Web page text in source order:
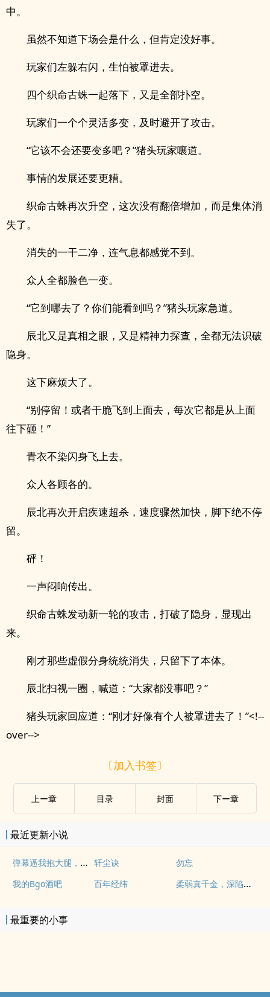
中。
虽然不知道下场会是什么，但肯定没好事。
玩家们左躲右闪，生怕被罩进去。
四个织命古蛛一起落下，又是全部扑空。
玩家们一个个灵活多变，及时避开了攻击。
“它该不会还要变多吧？”猪头玩家嚷道。
事情的发展还要更糟。
织命古蛛再次升空，这次没有翻倍增加，而是集体消
失了。
消失的一干二净，连气息都感觉不到。
众人全都脸色一变。
“它到哪去了？你们能看到吗？”猪头玩家急道。
辰北又是真相之眼，又是精神力探查，全都无法识破
隐身。
这下麻烦大了。
“别停留！或者干脆飞到上面去，每次它都是从上面
往下砸！”
青衣不染闪身飞上去。
众人各顾各的。
辰北再次开启疾速超杀，速度骤然加快，脚下绝不停
留。
砰！
一声闷响传出。
织命古蛛发动新一轮的攻击，打破了隐身，显现出
来。
刚才那些虚假分身统统消失，只留下了本体。
辰北扫视一圈，喊道：“大家都没事吧？”
猪头玩家回应道：“刚才好像有个人被罩进去了！”<!--
over-->
〔加入书签〕
上ー章 目录 封面 下ー章
最近更新小说
弹幕逼我抱大腿，目标渣男他叔 轩尘诀
勿忘
我的Bgo酒吧
百年经纬 柔弱真千金，深陷反派修罗场
最重要的小事